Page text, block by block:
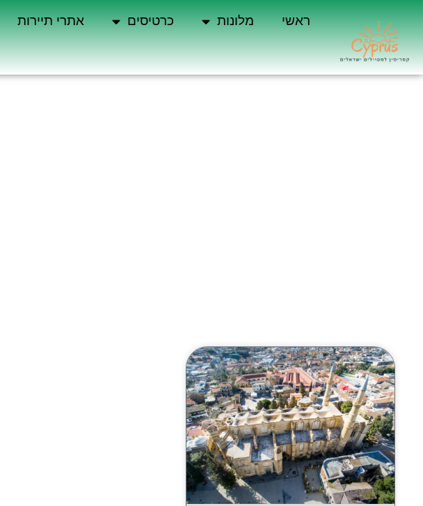
ראשי מלונות כרטיסים אתרי תיירות